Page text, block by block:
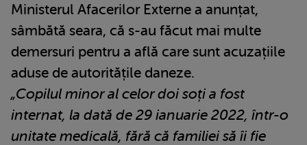
Ministerul Afacerilor Externe a anunțat,
sâmbătă seara, că s-au făcut mai multe
demersuri pentru a află care sunt acuzațiile
aduse de autoritățile daneze.
„Copilul minor al celor doi soți a fost
internat, la dată de 29 ianuarie 2022, într-o
unitate medicală, fără că familiei să îi fie